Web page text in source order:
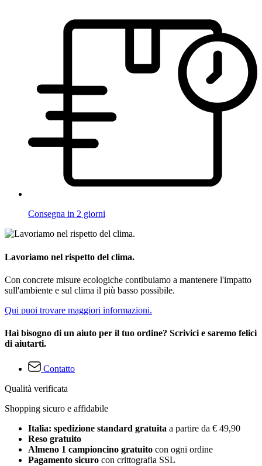
Consegna in 2 giorni
Lavoriamo nel rispetto del clima.
Con concrete misure ecologiche contibuiamo a mantenere l'impatto
sull'ambiente e sul clima il più basso possibile.
Qui puoi trovare maggiori informazioni.
Hai bisogno di un aiuto per il tuo ordine? Scrivici e saremo felici
di aiutarti.
Contatto
Qualità verificata
Shopping sicuro e affidabile
Italia: spedizione standard gratuita a partire da € 49,90
Reso gratuito
Almeno 1 campioncino gratuito con ogni ordine
Pagamento sicuro con crittografia SSL